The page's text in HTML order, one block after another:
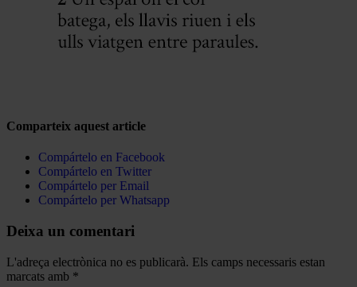
Comparteix aquest article
Compártelo en Facebook
Compártelo en Twitter
Compártelo per Email
Compártelo per Whatsapp
Deixa un comentari
L'adreça electrònica no es publicarà. Els camps necessaris estan
marcats amb *